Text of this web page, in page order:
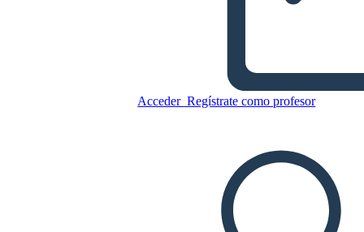
Acceder Regístrate como profesor
Untitled Storyboard
CREAR UN GUIÓN GRÁFICO
JUEGO DE DIAPOSITIVAS
LEERME